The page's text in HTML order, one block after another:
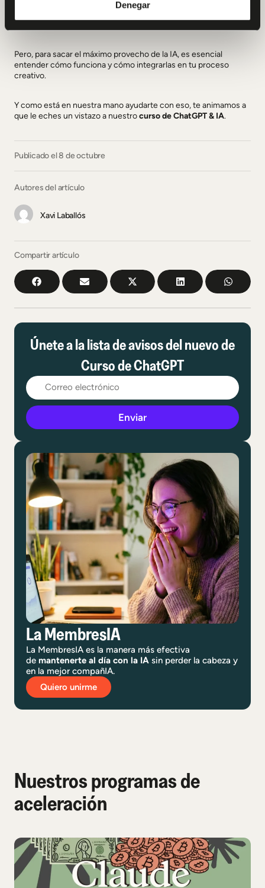
Denegar
Publicado el 8 de octubre
Autores del artículo
Xavi Laballós
Compartir artículo
Únete a la lista de avisos del nuevo de
Curso de ChatGPT
Enviar
La MembresIA
La MembresIA es la manera más efectiva
de mantenerte al día con la IA sin perder la cabeza y
en la mejor compañIA.
Quiero unirme
Pero, para sacar el máximo provecho de la IA, es esencial
entender cómo funciona y cómo integrarlas en tu proceso
creativo.
Y como está en nuestra mano ayudarte con eso, te animamos a
que le eches un vistazo a nuestrocurso de ChatGPT & IA.
Nuestros programas de
aceleración